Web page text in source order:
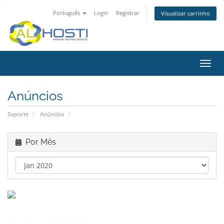
Português Login Registrar Visualizar carrinho
Anúncios
Suporte Anúncios
Por Mês